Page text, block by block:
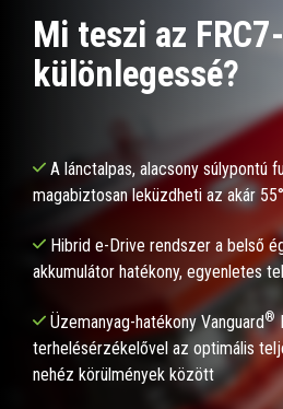
Mi teszi az
különlegessé?
A lánctalpas, alacsony súlypontú
magabiztosan leküzdheti az akár
Hibrid e-Drive rendszer a belső
akkumulátor hatékony, egyenletes
Üzemanyag-hatékony Vanguard®
terhelésérzékelővel az optimális
nehéz körülmények között